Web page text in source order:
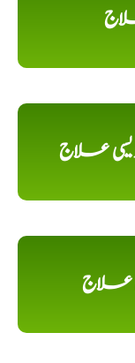
علاج
علاج